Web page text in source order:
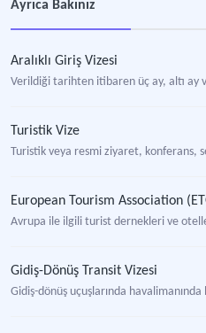
Ayrıca Bakınız
Aralıklı Giriş Vizesi
Verildiği tarihten itibaren üç ay, altı ay
Turistik Vize
Turistik veya resmi ziyaret, konferans,
European Tourism Association
Avrupa ile ilgili turist dernekleri ve
Gidiş-Dönüş Transit Vizesi
Gidiş-dönüş uçuşlarında